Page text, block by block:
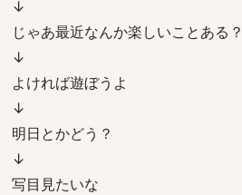
↓
じゃあ最近なんか楽しいことある？
↓
よければ遊ぼうよ
↓
明日とかどう？
↓
写目見たいな